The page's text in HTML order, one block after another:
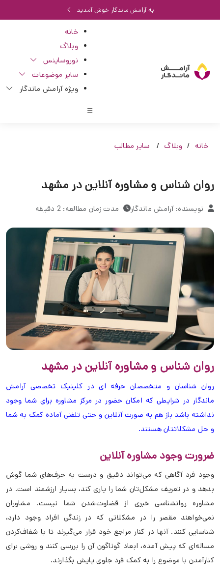
به آرامش ماندگار خوش آمدید
خانه
وبلاگ
نوروساینس
سایر موضوعات
ویژه آرامش ماندگار
خانه وبلاگ سایر مطالب
روان شناس و مشاوره آنلاین در مشهد
نویسنده: آرامش ماندگار مدت زمان مطالعه: 2 دقیقه
روان شناس و مشاوره آنلاین در مشهد
روان شناسان و متخصصان حرفه ای در کلینیک تخصصی آرامش
ماندگار در شرایطی که امکان حضور در مرکز مشاوره برای شما وجود
نداشته باشد باز هم به صورت آنلاین و حتی تلفنی آماده کمک به شما
و حل مشکلاتتان هستند.
ضرورت وجود مشاوره آنلاین
وجود فرد آگاهی که می‌تواند دقیق و درست به حرف‌های شما گوش
بدهد و در تعریف مشکل‌تان شما را یاری کند، بسیار ارزشمند است. در
مشاوره روانشناسی خبری از قضاوت‌شدن شما نیست. مشاوران
نمی‌خواهند مقصر را در مشکلاتی که در زندگی افراد وجود دارد،
شناسایی کنند. آنها در کنار مراجع خود قرار می‌گیرند تا با شفاف‌کردن
مساله‌ای که پیش آمده، ابعاد گوناگون آن را بررسی کنند و روشی برای
کنارآمدن با موضوع را به کمک فرد جلوی پایش بگذارند.